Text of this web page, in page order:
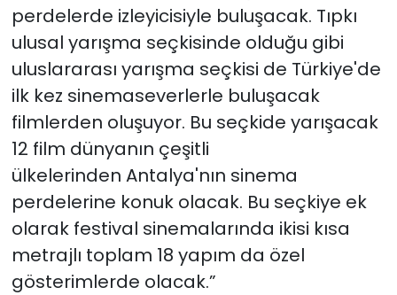
perdelerde izleyicisiyle buluşacak. Tıpkı
ulusal yarışma seçkisinde olduğu gibi
uluslararası yarışma seçkisi de Türkiye'de
ilk kez sinemaseverlerle buluşacak
filmlerden oluşuyor. Bu seçkide yarışacak
12 film dünyanın çeşitli
ülkelerinden Antalya'nın sinema
perdelerine konuk olacak. Bu seçkiye ek
olarak festival sinemalarında ikisi kısa
metrajlı toplam 18 yapım da özel
gösterimlerde olacak.”